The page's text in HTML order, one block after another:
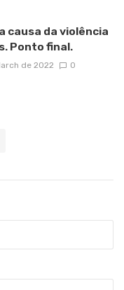
causa da violência
Ponto final.
de 2022 0